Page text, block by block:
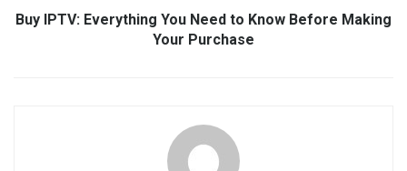
Buy IPTV: Everything You Need to Know Before Making
Your Purchase